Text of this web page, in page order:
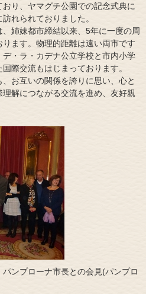
り、ヤマグチ公園での記念式典に
れられておりました。
姉妹都市締結以来、5年に一度の周
ます。物理的距離は遠い両市です
・ラ・カデナ公立学校と市内小学
国際交流もはじまっております。
お互いの関係を誇りに思い、心と
解につながる交流を進め、友好親
ンプローナ市長との会見(パンプロ